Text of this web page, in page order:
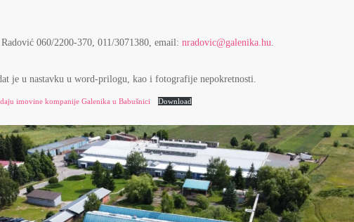
060/2200-370, 011/3071380, email: nradovic@galenika.hu.
je u nastavku u word-prilogu, kao i fotografije nepokretnosti.
imovine kompanije Galenika u Babušnici Download